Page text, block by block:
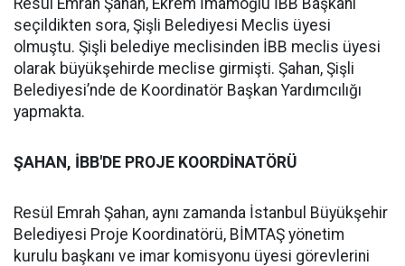
Resül Emrah Şahan, Ekrem İmamoğlu İBB Başkanı
seçildikten sora, Şişli Belediyesi Meclis üyesi
olmuştu. Şişli belediye meclisinden İBB meclis üyesi
olarak büyükşehirde meclise girmişti. Şahan, Şişli
Belediyesi’nde de Koordinatör Başkan Yardımcılığı
yapmakta.
ŞAHAN, İBB'DE PROJE KOORDİNATÖRÜ
Resül Emrah Şahan, aynı zamanda İstanbul Büyükşehir
Belediyesi Proje Koordinatörü, BİMTAŞ yönetim
kurulu başkanı ve imar komisyonu üyesi görevlerini